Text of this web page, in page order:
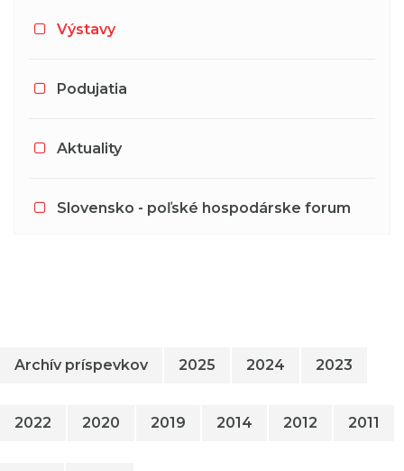
Výstavy
Podujatia
Aktuality
Slovensko - poľské hospodárske forum
Archív príspevkov 2025 2024 2023
2022 2020 2019 2014 2012 2011